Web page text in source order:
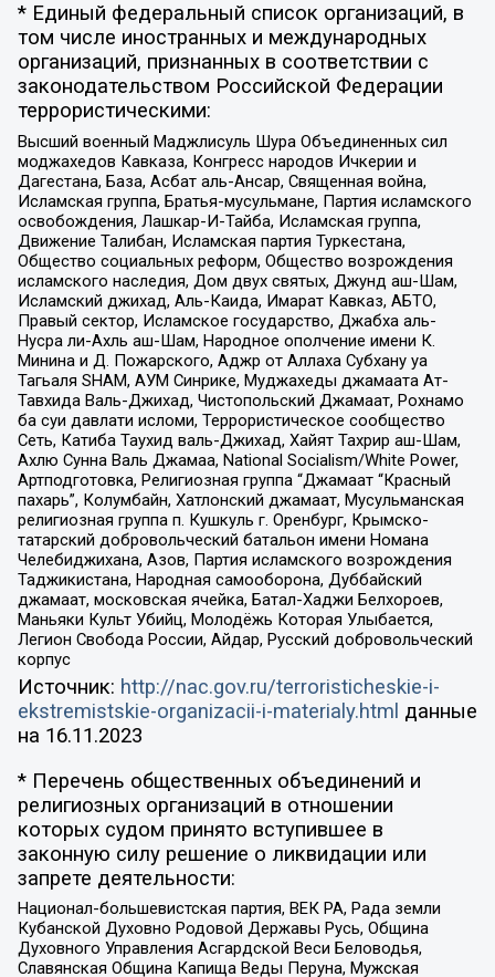
* Единый федеральный список организаций, в
том числе иностранных и международных
организаций, признанных в соответствии с
законодательством Российской Федерации
террористическими:
Высший военный Маджлисуль Шура Объединенных сил
моджахедов Кавказа, Конгресс народов Ичкерии и
Дагестана, База, Асбат аль-Ансар, Священная война,
Исламская группа, Братья-мусульмане, Партия исламского
освобождения, Лашкар-И-Тайба, Исламская группа,
Движение Талибан, Исламская партия Туркестана,
Общество социальных реформ, Общество возрождения
исламского наследия, Дом двух святых, Джунд аш-Шам,
Исламский джихад, Аль-Каида, Имарат Кавказ, АБТО,
Правый сектор, Исламское государство, Джабха аль-
Нусра ли-Ахль аш-Шам, Народное ополчение имени К.
Минина и Д. Пожарского, Аджр от Аллаха Субхану уа
Тагьаля SHAM, АУМ Синрике, Муджахеды джамаата Ат-
Тавхида Валь-Джихад, Чистопольский Джамаат, Рохнамо
ба суи давлати исломи, Террористическое сообщество
Сеть, Катиба Таухид валь-Джихад, Хайят Тахрир аш-Шам,
Ахлю Сунна Валь Джамаа, National Socialism/White Power,
Артподготовка, Религиозная группа “Джамаат “Красный
пахарь”, Колумбайн, Хатлонский джамаат, Мусульманская
религиозная группа п. Кушкуль г. Оренбург, Крымско-
татарский добровольческий батальон имени Номана
Челебиджихана, Азов, Партия исламского возрождения
Таджикистана, Народная самооборона, Дуббайский
джамаат, московская ячейка, Батал-Хаджи Белхороев,
Маньяки Культ Убийц, Молодёжь Которая Улыбается,
Легион Свобода России, Айдар, Русский добровольческий
корпус
Источник: http://nac.gov.ru/terroristicheskie-i-
ekstremistskie-organizacii-i-materialy.html данные
на 16.11.2023
* Перечень общественных объединений и
религиозных организаций в отношении
которых судом принято вступившее в
законную силу решение о ликвидации или
запрете деятельности:
Национал-большевистская партия, ВЕК РА, Рада земли
Кубанской Духовно Родовой Державы Русь, Община
Духовного Управления Асгардской Веси Беловодья,
Славянская Община Капища Веды Перуна, Мужская